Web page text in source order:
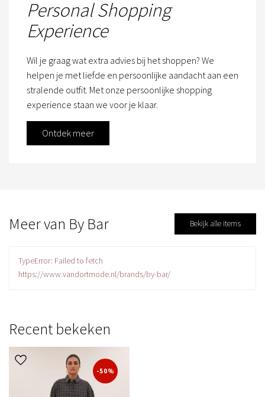
Personal Shopping
Experience
Wil je graag wat extra advies bij het shoppen? We
helpen je met liefde en persoonlijke aandacht aan een
stralende outfit. Met onze persoonlijke shopping
experience staan we voor je klaar.
Ontdek meer
Meer van By Bar Bekijk alle items
TypeError: Failed to fetch
https://www.vandortmode.nl/brands/by-bar/
Recent bekeken
-50%